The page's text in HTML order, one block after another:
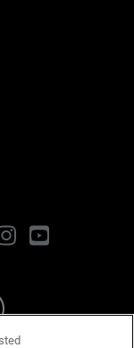
InstagramYouTube